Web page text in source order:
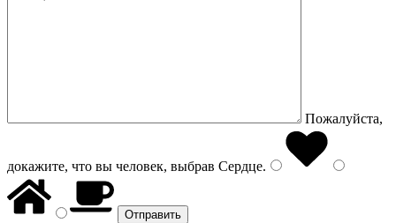
Пожалуйста,
докажите, что вы человек, выбрав Сердце.